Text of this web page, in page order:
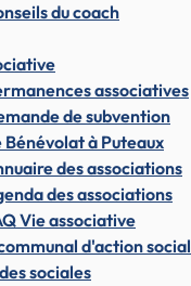
du coach
associatives
de subvention
Bénévolat à Puteaux
des associations
des associations
Vie associative
d'action
sociales